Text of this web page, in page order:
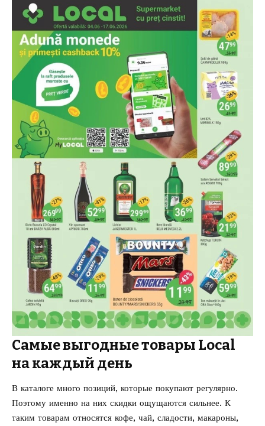
Самые выгодные товары Local
на каждый день
В каталоге много позиций, которые покупают регулярно.
Поэтому именно на них скидки ощущаются сильнее. К
таким товарам относятся кофе, чай, сладости, макароны,